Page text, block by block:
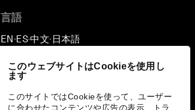
このウェブサイトはCookieを使用し
ます
このサイトではCookieを使って、ユーザー
に合わせたコンテンツや広告の表示、トラ
言語
EN ▪ES▪中文▪ 日本語